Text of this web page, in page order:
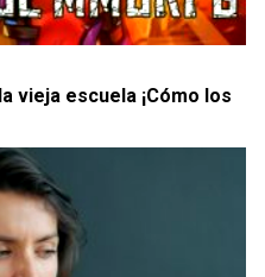
vieja escuela ¡Cómo los